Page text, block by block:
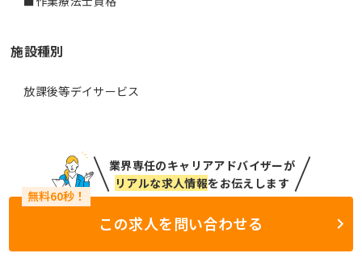
施設種別
放課後等デイサービス
業界専任のキャリアアドバイザーが
リアルな求人情報をお伝えします
この求人を問い合わせる